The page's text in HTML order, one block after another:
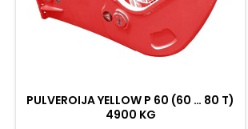
PULVEROIJA YELLOW P 60 (60 … 80 T)
4900 KG